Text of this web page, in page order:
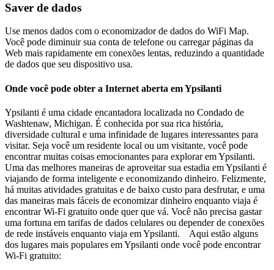
Saver de dados
Use menos dados com o economizador de dados do WiFi Map.
Você pode diminuir sua conta de telefone ou carregar páginas da
Web mais rapidamente em conexões lentas, reduzindo a quantidade
de dados que seu dispositivo usa.
Onde você pode obter a Internet aberta em Ypsilanti
Ypsilanti é uma cidade encantadora localizada no Condado de
Washtenaw, Michigan. É conhecida por sua rica história,
diversidade cultural e uma infinidade de lugares interessantes para
visitar. Seja você um residente local ou um visitante, você pode
encontrar muitas coisas emocionantes para explorar em Ypsilanti.
Uma das melhores maneiras de aproveitar sua estadia em Ypsilanti é
viajando de forma inteligente e economizando dinheiro. Felizmente,
há muitas atividades gratuitas e de baixo custo para desfrutar, e uma
das maneiras mais fáceis de economizar dinheiro enquanto viaja é
encontrar Wi-Fi gratuito onde quer que vá. Você não precisa gastar
uma fortuna em tarifas de dados celulares ou depender de conexões
de rede instáveis enquanto viaja em Ypsilanti. Aqui estão alguns
dos lugares mais populares em Ypsilanti onde você pode encontrar
Wi-Fi gratuito: